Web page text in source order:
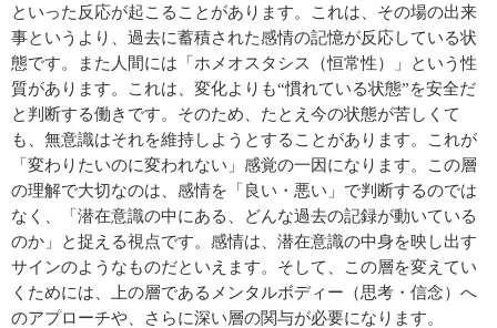
といった反応が起こることがあります。これは、その場の出来
事というより、過去に蓄積された感情の記憶が反応している状
態です。また人間には「ホメオスタシス（恒常性）」という性
質があります。これは、変化よりも“慣れている状態”を安全だ
と判断する働きです。そのため、たとえ今の状態が苦しくて
も、無意識はそれを維持しようとすることがあります。これが
「変わりたいのに変われない」感覚の一因になります。この層
の理解で大切なのは、感情を「良い・悪い」で判断するのでは
なく、「潜在意識の中にある、どんな過去の記録が動いている
のか」と捉える視点です。感情は、潜在意識の中身を映し出す
サインのようなものだといえます。そして、この層を変えてい
くためには、上の層であるメンタルボディー（思考・信念）へ
のアプローチや、さらに深い層の関与が必要になります。